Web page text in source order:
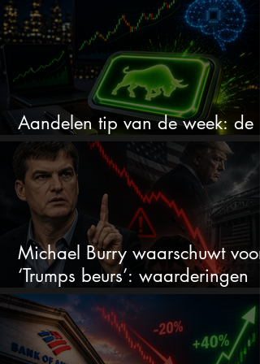
Aandelen tip van de week: de
markt onderschat dit AI-bedrijf
Michael Burry waarschuwt voor
‘Trumps beurs’: waarderingen
doen er niet meer toe